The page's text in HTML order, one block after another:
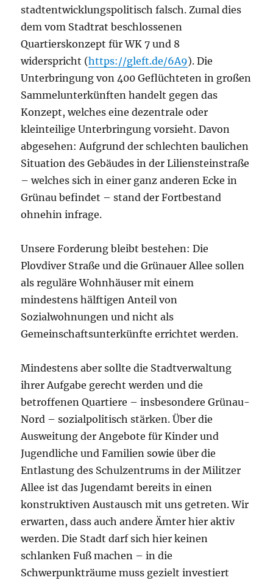
stadtentwicklungspolitisch falsch. Zumal dies
dem vom Stadtrat beschlossenen
Quartierskonzept für WK 7 und 8
widerspricht (https://gleft.de/6A9). Die
Unterbringung von 400 Geflüchteten in großen
Sammelunterkünften handelt gegen das
Konzept, welches eine dezentrale oder
kleinteilige Unterbringung vorsieht. Davon
abgesehen: Aufgrund der schlechten baulichen
Situation des Gebäudes in der Liliensteinstraße
– welches sich in einer ganz anderen Ecke in
Grünau befindet – stand der Fortbestand
ohnehin infrage.
Unsere Forderung bleibt bestehen: Die
Plovdiver Straße und die Grünauer Allee sollen
als reguläre Wohnhäuser mit einem
mindestens hälftigen Anteil von
Sozialwohnungen und nicht als
Gemeinschaftsunterkünfte errichtet werden.
Mindestens aber sollte die Stadtverwaltung
ihrer Aufgabe gerecht werden und die
betroffenen Quartiere – insbesondere Grünau-
Nord – sozialpolitisch stärken. Über die
Ausweitung der Angebote für Kinder und
Jugendliche und Familien sowie über die
Entlastung des Schulzentrums in der Militzer
Allee ist das Jugendamt bereits in einen
konstruktiven Austausch mit uns getreten. Wir
erwarten, dass auch andere Ämter hier aktiv
werden. Die Stadt darf sich hier keinen
schlanken Fuß machen – in die
Schwerpunkträume muss gezielt investiert